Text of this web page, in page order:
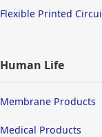
Flexible Printed
Human Life
Membrane Products
Medical Products